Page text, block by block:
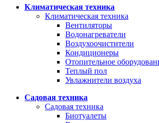
Климатическая техника
Климатическая техника
Вентиляторы
Водонагреватели
Воздухоочистители
Кондиционеры
Отопительное
Теплый пол
Увлажнители воздуха
Садовая техника
Садовая техника
Биотуалеты